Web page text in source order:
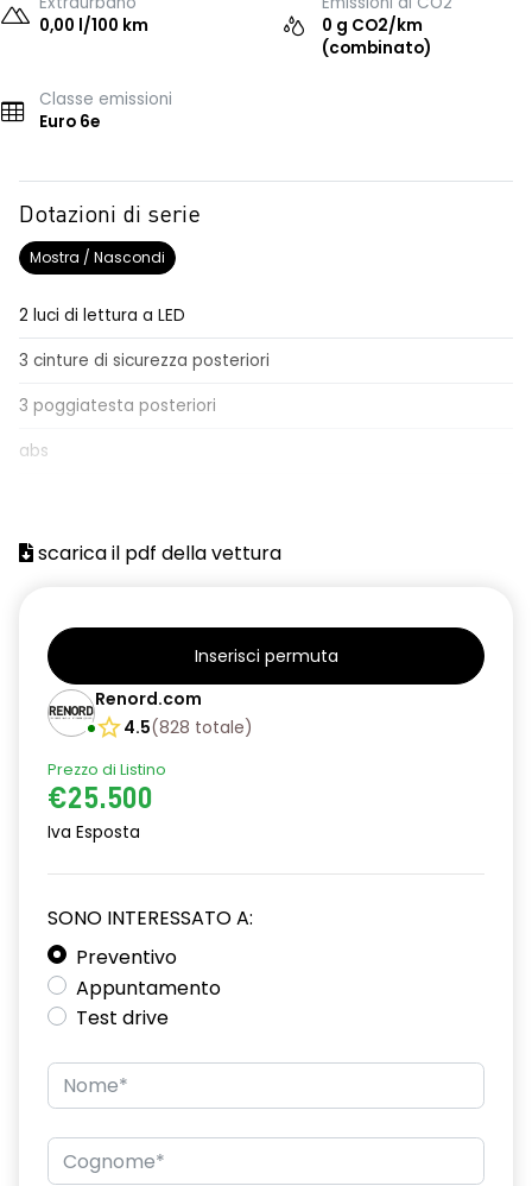
0,00 l/100 km
0 g CO2/km
(combinato)
Classe emissioni
Euro 6e
Dotazioni di serie
Mostra / Nascondi
2 luci di lettura a LED
3 cinture di sicurezza posteriori
3 poggiatesta posteriori
abs
airbag frontale conducente e passeggero
alzacristalli posteriori elettrici impulsionali
assistenza alla frenata d'emergenza
attacco isofix
azacristalli anteriori elettrici e impulsionali
bracciolo anteriore con vano portaoggetti
cruise control incl. limitatore di velocità
disattivazione ADAS
eCall funzionalità soggetta a copertura di rete;
compatibilità 2G/3G o 4G/5G a seconda del veicolo
emergency lane keep assist assistenza d'emergenza al
mantenimento della corsia
scarica il pdf della vettura
Inserisci permuta
Renord.com
4.5(828 totale)
Prezzo di Listino
€25.500
Iva Esposta
SONO INTERESSATO A:
Preventivo
Appuntamento
Test drive